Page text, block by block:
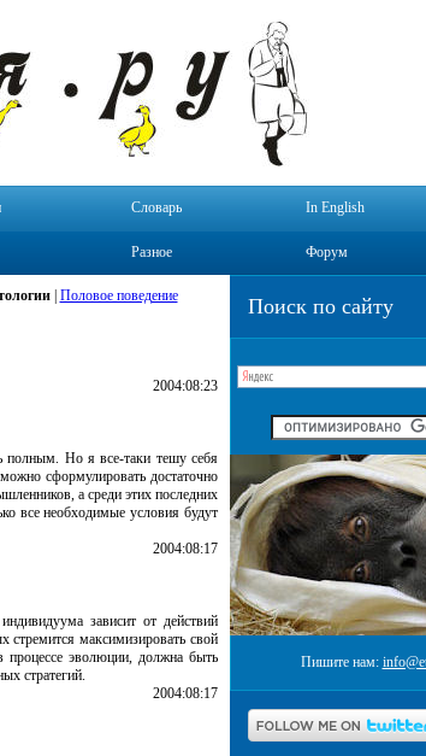
Словарь In English
Разное Форум
Поиск по сайту
Пишите нам:
| Половое поведение
2004:08:23
полным. Но я все-таки тешу себя
сформулировать достаточно
а среди этих последних
все необходимые условия будут
2004:08:17
зависит от действий
стремится максимизировать свой
процессе эволюции, должна быть
стратегий.
2004:08:17